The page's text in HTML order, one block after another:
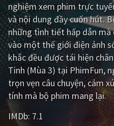
Viễn Tây
GameShow
QUỐC GIA
Hàn Quốc
Ấn Độ
nghiệm xem phim trực
và nội dung đầy cuốn hút.
những tình tiết hấp dẫn
vào một thế giới điện ảnh
khắc đều được tái hiện
Tinh (Mùa 3) tại PhimFun,
trọn vẹn câu chuyện, cảm
tính mà bộ phim mang lại.
IMDb: 7.1